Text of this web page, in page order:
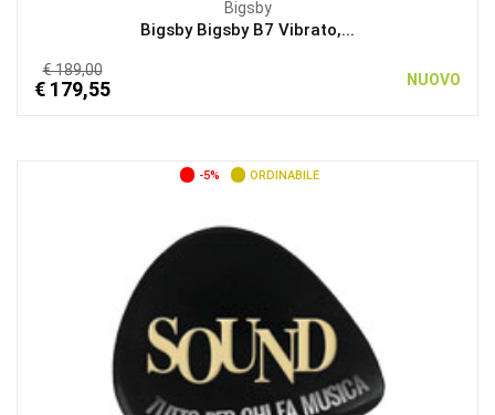
Bigsby
Bigsby Bigsby B7 Vibrato,...
€ 189,00
€ 179,55 NUOVO
-5% ORDINABILE